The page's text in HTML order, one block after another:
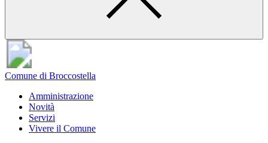
Comune di Broccostella
Amministrazione
Novità
Servizi
Vivere il Comune